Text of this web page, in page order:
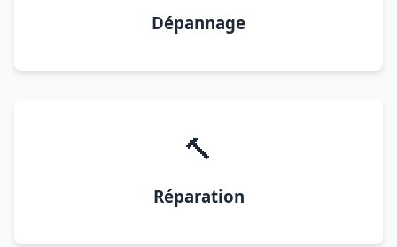
Dépannage
🔨
Réparation